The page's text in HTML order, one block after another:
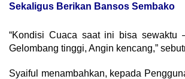
Sekaligus Berikan Bansos Sembako
“Kondisi Cuaca saat ini bisa sewaktu
Gelombang tinggi, Angin kencang,”
Syaiful menambahkan, kepada